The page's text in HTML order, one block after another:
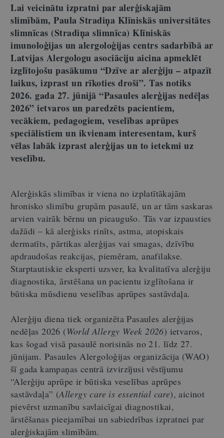
Lai veicinātu izpratni par alerģiskajām
slimībām, Paula Stradiņa Klīniskās universitātes
slimnīcas (Stradiņa slimnīca) Klīniskās
imunoloģijas un alergoloģijas centrs sadarbībā ar
Latvijas Alergologu asociāciju aicina apmeklēt
izglītojošu pasākumu “Dzīve ar alerģiju – atpazīt
laikus, izprast un rīkoties droši”. Tas notiks
2026. gada 27. jūnijā “Pasaules alerģijas nedēļas
2026” ietvaros un paredzēts pacientiem,
vecākiem, pedagogiem, veselības aprūpes
speciālistiem un ikvienam interesentam, kurš
vēlas labāk izprast alerģijas un to ietekmi uz
veselību.
Alerģiskās slimības ir viena no izplatītākajām
hronisko slimību grupām pasaulē, un ar tām saskaras
arvien vairāk bērnu un pieaugušo. Tās var izpausties
dažādi – kā alerģisks rinīts, astma, atopiskais
dermatīts, pārtikas alerģijas vai smagas, dzīvību
apdraudošas reakcijas, piemēram, anafilakse.
Starptautiskie eksperti uzsver, ka kvalitatīva alerģiju
diagnostika, ārstēšana un pacientu izglītošana ir
būtiska mūsdienu veselības aprūpes sastāvdaļa.
Alerģiju diena tiek organizēta Pasaules alerģijas
nedēļas 2026 (World Allergy Week 2026) ietvaros,
kas šogad visā pasaulē norisinās no 21. līdz 27.
jūnijam. Pasaules Alergoloģijas organizācija (WAO)
šī gada kampaņas centrā izvirzījusi vēstījumu
“Alerģiju aprūpe ir būtiska veselības aprūpes
sastāvdaļa” (Allergy care is essential care), aicinot
pievērst uzmanību savlaicīgai diagnostikai,
ārstēšanas pieejamībai un sabiedrības izpratnei par
alerģiskajām slimībām.